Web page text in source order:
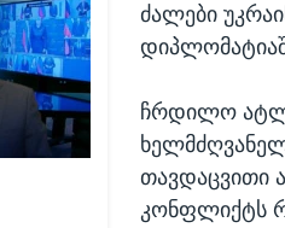
ძალები
ჩრდილო
თავდაცვითი
კონფლიქტს